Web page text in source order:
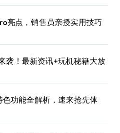
亮点，销售员亲授实用技巧
袭！最新资讯+玩机秘籍大放
功能全解析，速来抢先体